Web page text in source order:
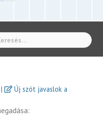
|
Új szót javaslok a